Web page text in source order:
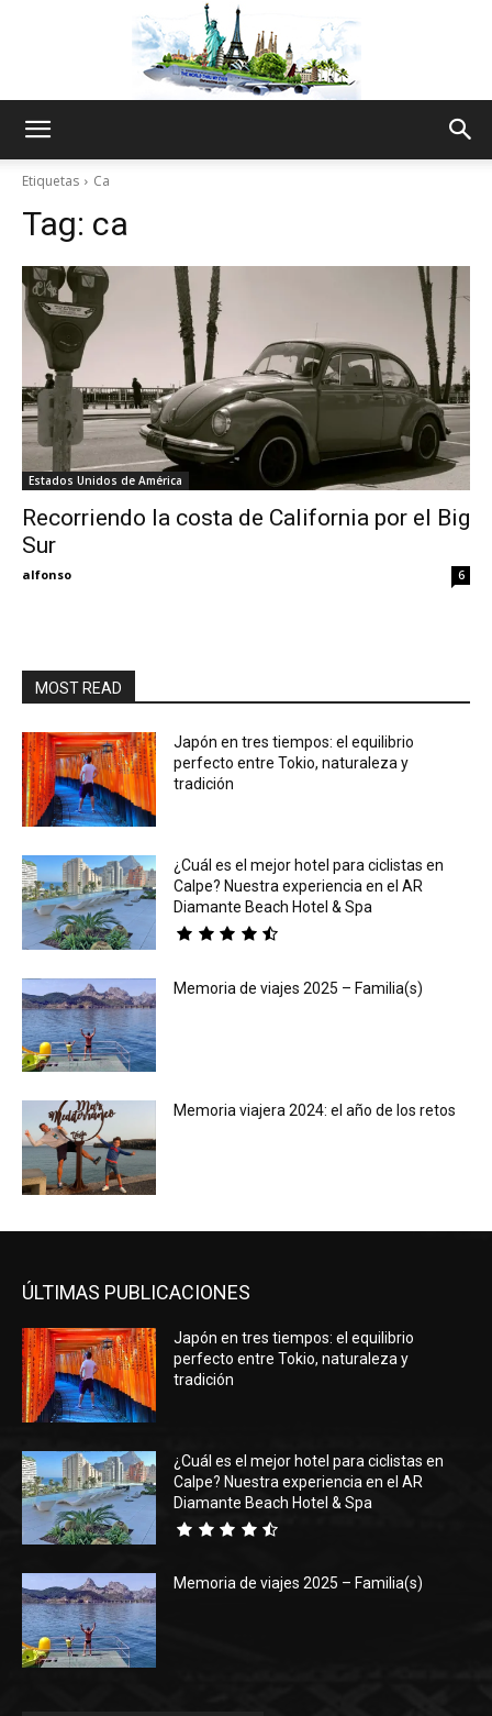
Thru
My
Etiquetas Ca
Tag: ca
Estados Unidos de América
Recorriendo la costa de California por el Big
Sur
alfonso 6
MOST READ
Japón en tres tiempos: el equilibrio
perfecto entre Tokio, naturaleza y
tradición
¿Cuál es el mejor hotel para ciclistas en
Calpe? Nuestra experiencia en el AR
Diamante Beach Hotel & Spa
Memoria de viajes 2025 – Familia(s)
Memoria viajera 2024: el año de los retos
ÚLTIMAS PUBLICACIONES
Japón en tres tiempos: el equilibrio
perfecto entre Tokio, naturaleza y
tradición
¿Cuál es el mejor hotel para ciclistas en
Calpe? Nuestra experiencia en el AR
Diamante Beach Hotel & Spa
Memoria de viajes 2025 – Familia(s)